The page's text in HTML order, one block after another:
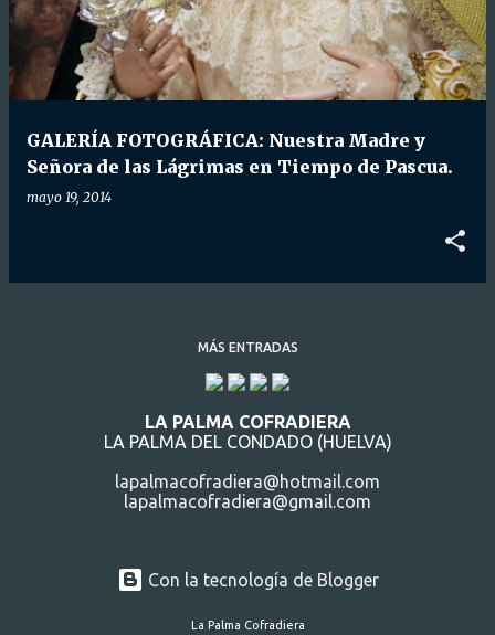
GALERÍA FOTOGRÁFICA: Nuestra Madre y
Señora de las Lágrimas en Tiempo de Pascua.
mayo 19, 2014
MÁS ENTRADAS
LA PALMA COFRADIERA
LA PALMA DEL CONDADO (HUELVA)
lapalmacofradiera@hotmail.com
lapalmacofradiera@gmail.com
Con la tecnología de Blogger
La Palma Cofradiera